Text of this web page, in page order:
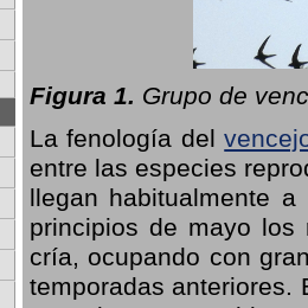
Figura 1. Grupo de
La fenología del
entre las especies
llegan habitualmente
principios de mayo los
cría, ocupando con
temporadas anteriores.